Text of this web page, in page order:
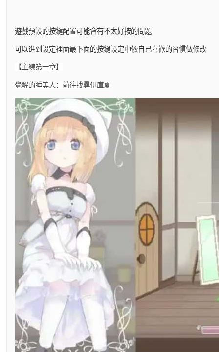
遊戲預設的按鍵配置可能會有不太好按的問題
可以進到設定裡面最下面的按鍵設定中依自己喜歡的習慣做修改
【主線第一章】
覺醒的睡美人：前往找尋伊庫夏